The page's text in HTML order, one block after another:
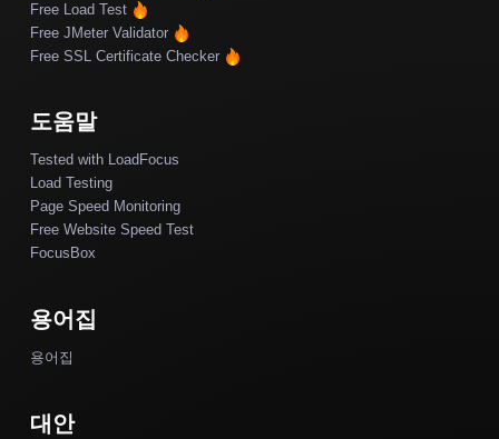
Free Load Test
Free JMeter Validator
Free SSL Certificate Checker
도움말
Tested with LoadFocus
Load Testing
Page Speed Monitoring
Free Website Speed Test
FocusBox
용어집
용어집
대안